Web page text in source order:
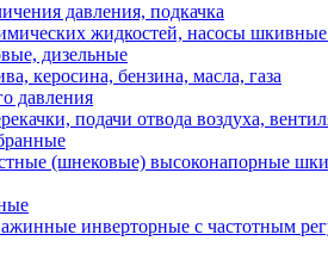
давления, подкачка
жидкостей, насосы
дизельные
керосина, бензина, масла, газа
давления
подачи отвода воздуха,
(шнековые) высоконапорные
инверторные с частотным